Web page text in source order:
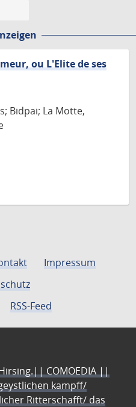
ou L'Elite de ses
Bidpai; La Motte,
Impressum
RSS-Feed
COMOEDIA ||
kampff/
Ritterschafft/ das